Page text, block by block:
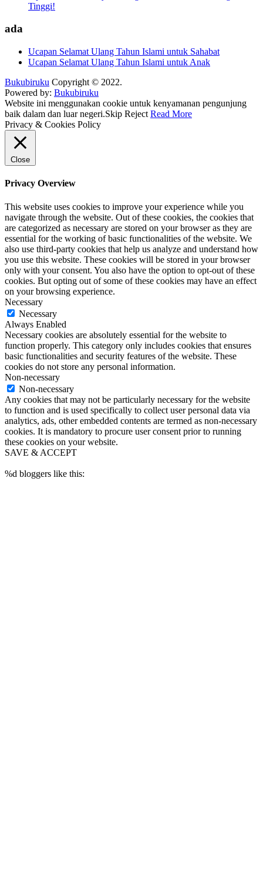
Tinggi!
ada
Ucapan Selamat Ulang Tahun Islami untuk Sahabat
Ucapan Selamat Ulang Tahun Islami untuk Anak
Bukubiruku Copyright © 2022.
Powered by: Bukubiruku
Website ini menggunakan cookie untuk kenyamanan pengunjung
baik dalam dan luar negeri.Skip Reject Read More
Privacy & Cookies Policy
Close
Privacy Overview
This website uses cookies to improve your experience while you
navigate through the website. Out of these cookies, the cookies that
are categorized as necessary are stored on your browser as they are
essential for the working of basic functionalities of the website. We
also use third-party cookies that help us analyze and understand how
you use this website. These cookies will be stored in your browser
only with your consent. You also have the option to opt-out of these
cookies. But opting out of some of these cookies may have an effect
on your browsing experience.
Necessary
Necessary
Always Enabled
Necessary cookies are absolutely essential for the website to
function properly. This category only includes cookies that ensures
basic functionalities and security features of the website. These
cookies do not store any personal information.
Non-necessary
Non-necessary
Any cookies that may not be particularly necessary for the website
to function and is used specifically to collect user personal data via
analytics, ads, other embedded contents are termed as non-necessary
cookies. It is mandatory to procure user consent prior to running
these cookies on your website.
SAVE & ACCEPT
%d bloggers like this: